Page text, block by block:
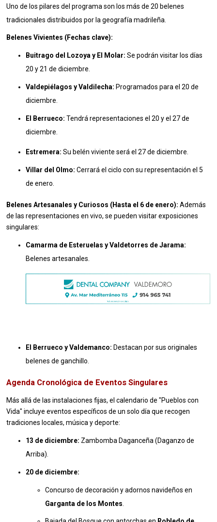
Uno de los pilares del programa son los más de 20 belenes
tradicionales distribuidos por la geografía madrileña
Belenes Vivientes (Fechas clave):
Buitrago del Lozoya y El Molar: Se podrán visitar los días
20 y 21 de diciembre
Valdepiélagos y Valdilecha: Programados para el 20 de
diciembre
El Berrueco: Tendrá representaciones el 20 y el 27 de
diciembre
Estremera: Su belén viviente será el 27 de diciembre
Villar del Olmo: Cerrará el ciclo con su representación el 5
de enero
Belenes Artesanales y Curiosos (Hasta el 6 de enero): Además
de las representaciones en vivo, se pueden visitar exposiciones
singulares:
Camarma de Esteruelas y Valdetorres de Jarama:
Belenes artesanales
El Berrueco y Valdemanco: Destacan por sus originales
belenes de ganchillo
Agenda Cronológica de Eventos Singulares
Más allá de las instalaciones fijas, el calendario de "Pueblos con
Vida" incluye eventos específicos de un solo día que recogen
tradiciones locales, música y deporte:
13 de diciembre: Zambomba Daganceña (Daganzo de
Arriba)
20 de diciembre:
Concurso de decoración y adornos navideños en
Garganta de los Montes